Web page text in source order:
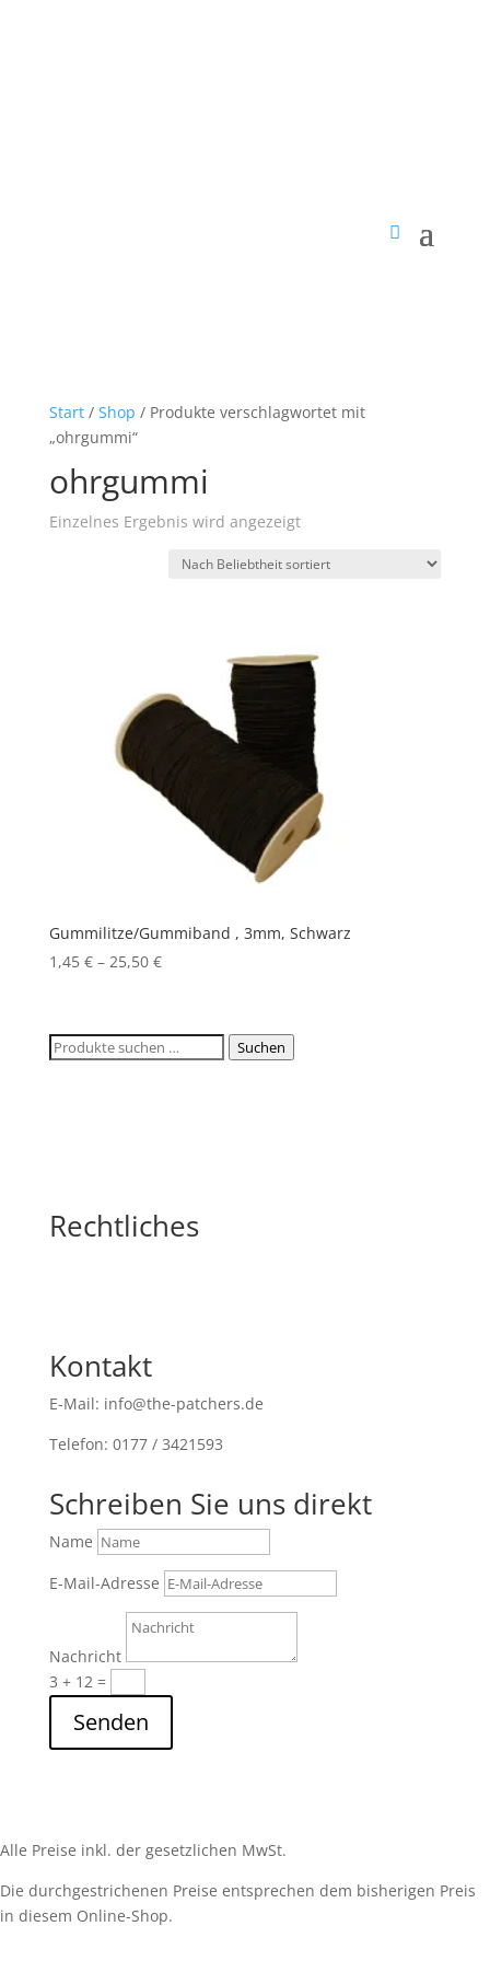
Start/ Shop / Produkte verschlagwortet mit
„ohrgummi“
ohrgummi
Einzelnes Ergebnis wird angezeigt
Gummilitze/Gummiband , 3mm, Schwarz
1,45 €– 25,50 €
Suchen
Suchen
Rechtliches
Kontakt
E-Mail: info@the-patchers.de
Telefon: 0177 / 3421593
Schreiben Sie uns direkt
Name
E-Mail-Adresse
Nachricht
3 + 12=
Senden
Alle Preise inkl. der gesetzlichen MwSt.
Die durchgestrichenen Preise entsprechen dem bisherigen Preis
in diesem Online-Shop.